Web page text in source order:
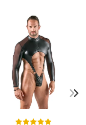
Auch der 3 Wege
Platz im Schritt nicht